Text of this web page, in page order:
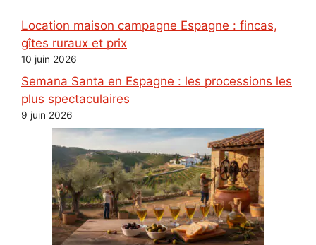
Location maison campagne Espagne : fincas,
gîtes ruraux et prix
10 juin 2026
Semana Santa en Espagne : les processions les
plus spectaculaires
9 juin 2026